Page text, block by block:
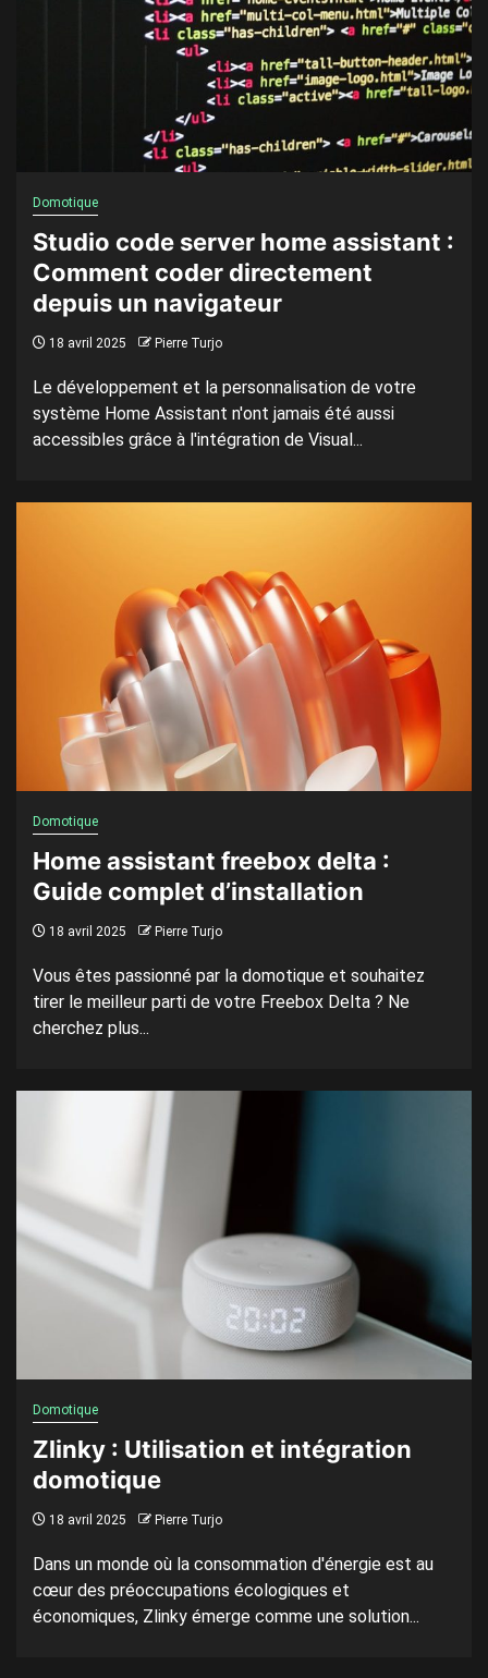
Domotique
Studio code server home assistant :
Comment coder directement
depuis un navigateur
18 avril 2025 Pierre Turjo
Le développement et la personnalisation de votre
système Home Assistant n'ont jamais été aussi
accessibles grâce à l'intégration de Visual...
Domotique
Home assistant freebox delta :
Guide complet d’installation
18 avril 2025 Pierre Turjo
Vous êtes passionné par la domotique et souhaitez
tirer le meilleur parti de votre Freebox Delta ? Ne
cherchez plus...
Domotique
Zlinky : Utilisation et intégration
domotique
18 avril 2025 Pierre Turjo
Dans un monde où la consommation d'énergie est au
cœur des préoccupations écologiques et
économiques, Zlinky émerge comme une solution...